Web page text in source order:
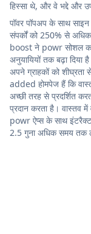
हिस्सा थे, और वे भद्दे और
पॉवर पॉपअप के साथ
संपर्कों को 250% से
boost ने powr सोशल
अनुयायियों तक बढ़ा
अपने ग्राहकों को
added होमपेज हैं कि
अच्छी तरह से प्रदर्शित
प्रदान करता है। वास्तव
powr ऐप्स के साथ इंटरैक्ट
2.5 गुना अधिक समय तक